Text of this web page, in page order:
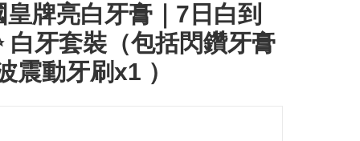
皇牌亮白牙膏｜7日白到
白牙套裝（包括閃鑽牙膏
震動牙刷x1 ）